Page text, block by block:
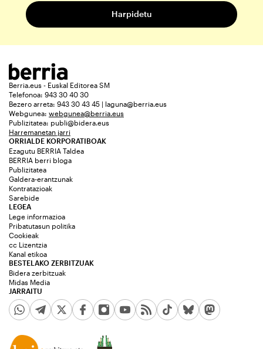
Berria.eus - Euskal Editorea SM
Telefonoa: 943 30 40 30
Bezero arreta: 943 30 43 45 | laguna@berria.eus
Webgunea: webgunea@berria.eus
Publizitatea: publi@bidera.eus
Harremanetan jarri
ORRIALDE KORPORATIBOAK
Ezagutu BERRIA Taldea
BERRIA berri bloga
Publizitatea
Galdera-erantzunak
Kontratazioak
Sarebide
JARRAITU
LEGEA
Lege informazioa
Pribatutasun politika
Cookieak
cc Lizentzia
Kanal etikoa
BESTELAKO ZERBITZUAK
Bidera zerbitzuak
Midas Media